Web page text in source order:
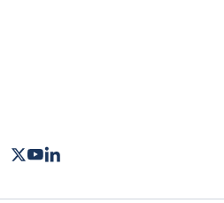
Twitter- Coface
Youtube
LinkedIn